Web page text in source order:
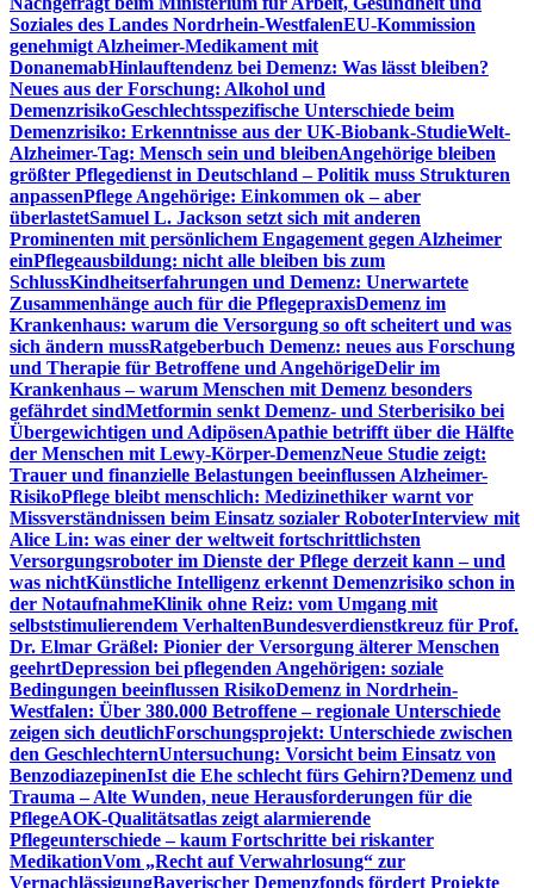
Soziales des Landes Nordrhein-WestfalenEU-Kommission
genehmigt Alzheimer-Medikament mit
DonanemabHinlauftendenz bei Demenz: Was lässt bleiben?
Neues aus der Forschung: Alkohol und
DemenzrisikoGeschlechtsspezifische Unterschiede beim
Demenzrisiko: Erkenntnisse aus der UK-Biobank-StudieWelt-
Alzheimer-Tag: Mensch sein und bleibenAngehörige bleiben
größter Pflegedienst in Deutschland – Politik muss Strukturen
anpassenPflege Angehörige: Einkommen ok – aber
überlastetSamuel L. Jackson setzt sich mit anderen
Prominenten mit persönlichem Engagement gegen Alzheimer
einPflegeausbildung: nicht alle bleiben bis zum
SchlussKindheitserfahrungen und Demenz: Unerwartete
Zusammenhänge auch für die PflegepraxisDemenz im
Krankenhaus: warum die Versorgung so oft scheitert und was
sich ändern mussRatgeberbuch Demenz: neues aus Forschung
und Therapie für Betroffene und AngehörigeDelir im
Krankenhaus – warum Menschen mit Demenz besonders
gefährdet sindMetformin senkt Demenz- und Sterberisiko bei
Übergewichtigen und AdipösenApathie betrifft über die Hälfte
der Menschen mit Lewy-Körper-DemenzNeue Studie zeigt:
Trauer und finanzielle Belastungen beeinflussen Alzheimer-
RisikoPflege bleibt menschlich: Medizinethiker warnt vor
Missverständnissen beim Einsatz sozialer RoboterInterview mit
Alice Lin: was einer der weltweit fortschrittlichsten
Versorgungsroboter im Dienste der Pflege derzeit kann – und
was nichtKünstliche Intelligenz erkennt Demenzrisiko schon in
der NotaufnahmeKlinik ohne Reiz: vom Umgang mit
selbststimulierendem VerhaltenBundesverdienstkreuz für Prof.
Dr. Elmar Gräßel: Pionier der Versorgung älterer Menschen
geehrtDepression bei pflegenden Angehörigen: soziale
Bedingungen beeinflussen RisikoDemenz in Nordrhein-
Westfalen: Über 380.000 Betroffene – regionale Unterschiede
zeigen sich deutlichForschungsprojekt: Unterschiede zwischen
den GeschlechternUntersuchung: Vorsicht beim Einsatz von
BenzodiazepinenIst die Ehe schlecht fürs Gehirn?Demenz und
Trauma – Alte Wunden, neue Herausforderungen für die
PflegeAOK-Qualitätsatlas zeigt alarmierende
Pflegeunterschiede – kaum Fortschritte bei riskanter
MedikationVom „Recht auf Verwahrlosung“ zur
VernachlässigungBayerischer Demenzfonds fördert Projekte